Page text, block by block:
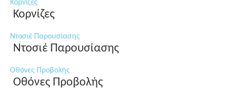
Κορνίζες
Κορνίζες
Ντοσιέ Παρουσίασης
Ντοσιέ Παρουσίασης
Οθόνες Προβολής
Οθόνες Προβολής